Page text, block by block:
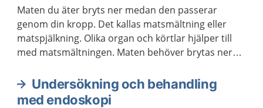
Maten du äter bryts ner medan den passerar
genom din kropp. Det kallas matsmältning eller
matspjälkning. Olika organ och körtlar hjälper till
med matsmältningen. Maten behöver brytas ner
maten innehåller.
Undersökning och behandling
med endoskopi